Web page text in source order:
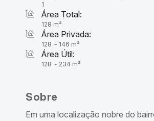
1
Área Total:
128 m²
Área Privada:
128 ~ 146 m²
Área Útil:
128 ~ 234 m²
Sobre
Em uma localização nobre do